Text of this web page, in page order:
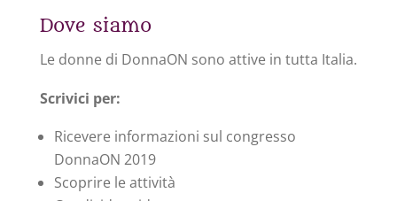
Dove siamo
Le donne di DonnaON sono attive in tutta Italia.
Scrivici per:
Ricevere informazioni sul congresso
DonnaON 2019
Scoprire le attività